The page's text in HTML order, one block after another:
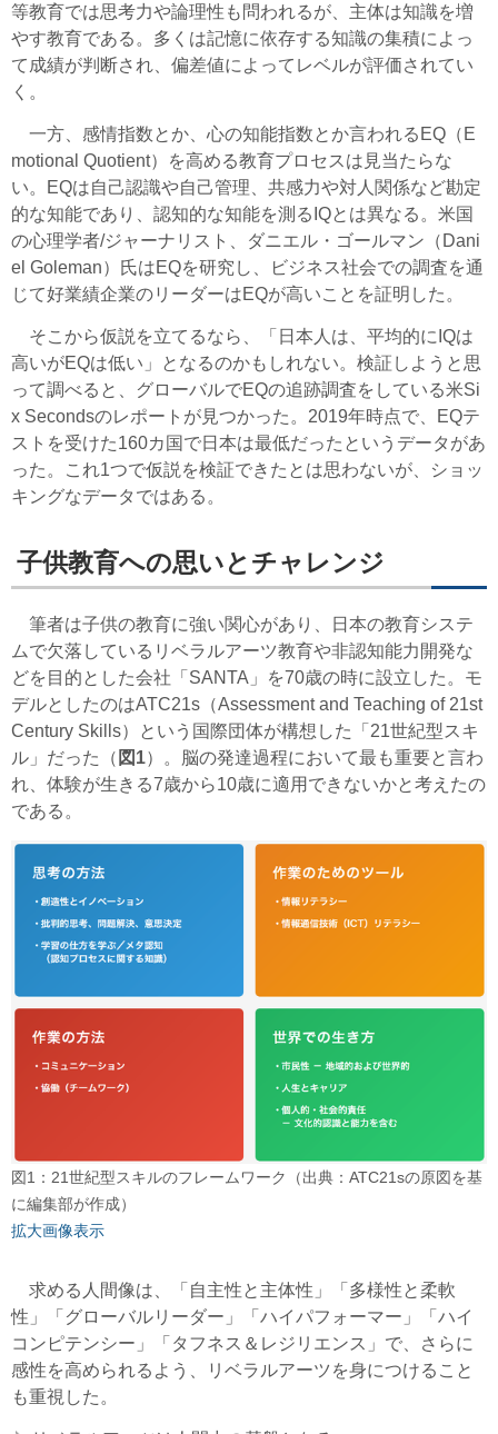
等教育では思考力や論理性も問われるが、主体は知識を増
やす教育である。多くは記憶に依存する知識の集積によっ
て成績が判断され、偏差値によってレベルが評価されてい
く。
一方、感情指数とか、心の知能指数とか言われるEQ（E
motional Quotient）を高める教育プロセスは見当たらな
い。EQは自己認識や自己管理、共感力や対人関係など勘定
的な知能であり、認知的な知能を測るIQとは異なる。米国
の心理学者/ジャーナリスト、ダニエル・ゴールマン（Dani
el Goleman）氏はEQを研究し、ビジネス社会での調査を通
じて好業績企業のリーダーはEQが高いことを証明した。
そこから仮説を立てるなら、「日本人は、平均的にIQは
高いがEQは低い」となるのかもしれない。検証しようと思
って調べると、グローバルでEQの追跡調査をしている米Si
x Secondsのレポートが見つかった。2019年時点で、EQテ
ストを受けた160カ国で日本は最低だったというデータがあ
った。これ1つで仮説を検証できたとは思わないが、ショッ
キングなデータではある。
子供教育への思いとチャレンジ
筆者は子供の教育に強い関心があり、日本の教育システ
ムで欠落しているリベラルアーツ教育や非認知能力開発な
どを目的とした会社「SANTA」を70歳の時に設立した。モ
デルとしたのはATC21s（Assessment and Teaching of 21st
Century Skills）という国際団体が構想した「21世紀型スキ
ル」だった（ 図1）。脳の発達過程において最も重要と言わ
れ、体験が生きる7歳から10歳に適用できないかと考えたの
である。
図1：21世紀型スキルのフレームワーク（出典：ATC21sの原図を基
に編集部が作成）
拡大画像表示
求める人間像は、「自主性と主体性」「多様性と柔軟
性」「グローバルリーダー」「ハイパフォーマー」「ハイ
コンピテンシー」「タフネス＆レジリエンス」で、さらに
感性を高められるよう、リベラルアーツを身につけること
も重視した。